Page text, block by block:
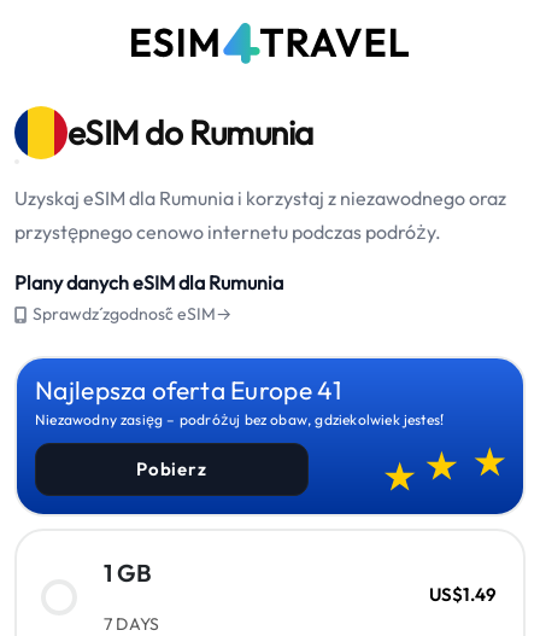
eSIM do Rumunia
Uzyskaj eSIM dla Rumunia i korzystaj z niezawodnego oraz
przystępnego cenowo internetu podczas podróży.
Plany danych eSIM dla Rumunia
Sprawdź zgodność eSIM→
Najlepsza oferta Europe 41
Niezawodny zasięg – podróżuj bez obaw, gdziekolwiek jesteś!
Pobierz
1 GB
7 DAYS
US$1.49